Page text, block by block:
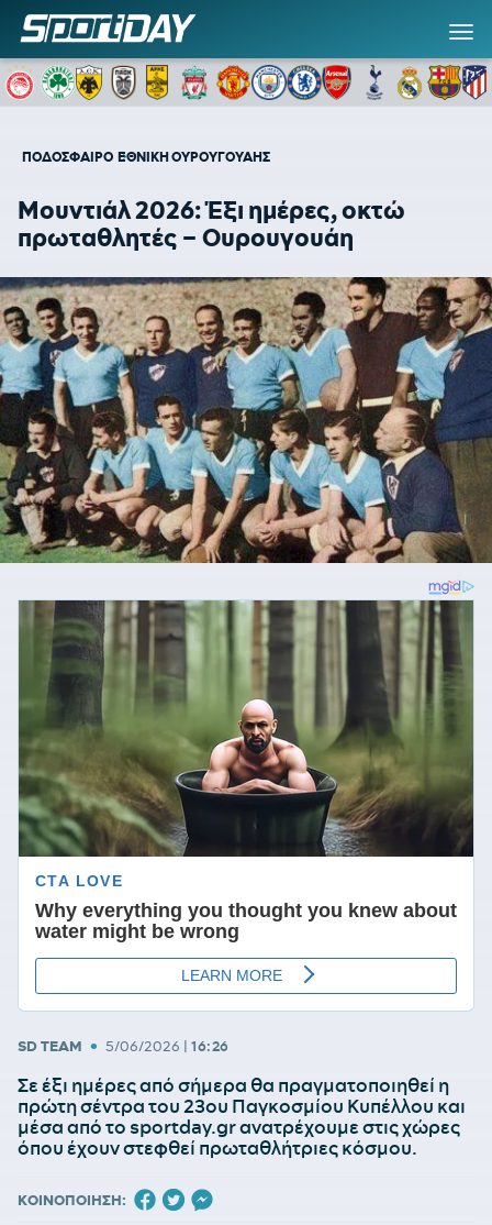
ΠΟΔΟΣΦΑΙΡΟ ΕΘΝΙΚΗ ΟΥΡΟΥΓΟΥΑΗΣ
Μουντιάλ 2026: Έξι ημέρες, οκτώ
πρωταθλητές – Ουρουγουάη
SD TEAM • 5/06/2026 | 16:26
Σε έξι ημέρες από σήμερα θα πραγματοποιηθεί η
πρώτη σέντρα του 23ου Παγκοσμίου Κυπέλλου και
μέσα από το sportday.gr ανατρέχουμε στις χώρες
όπου έχουν στεφθεί πρωταθλήτριες κόσμου.
ΚΟΙΝΟΠΟΙΗΣΗ: